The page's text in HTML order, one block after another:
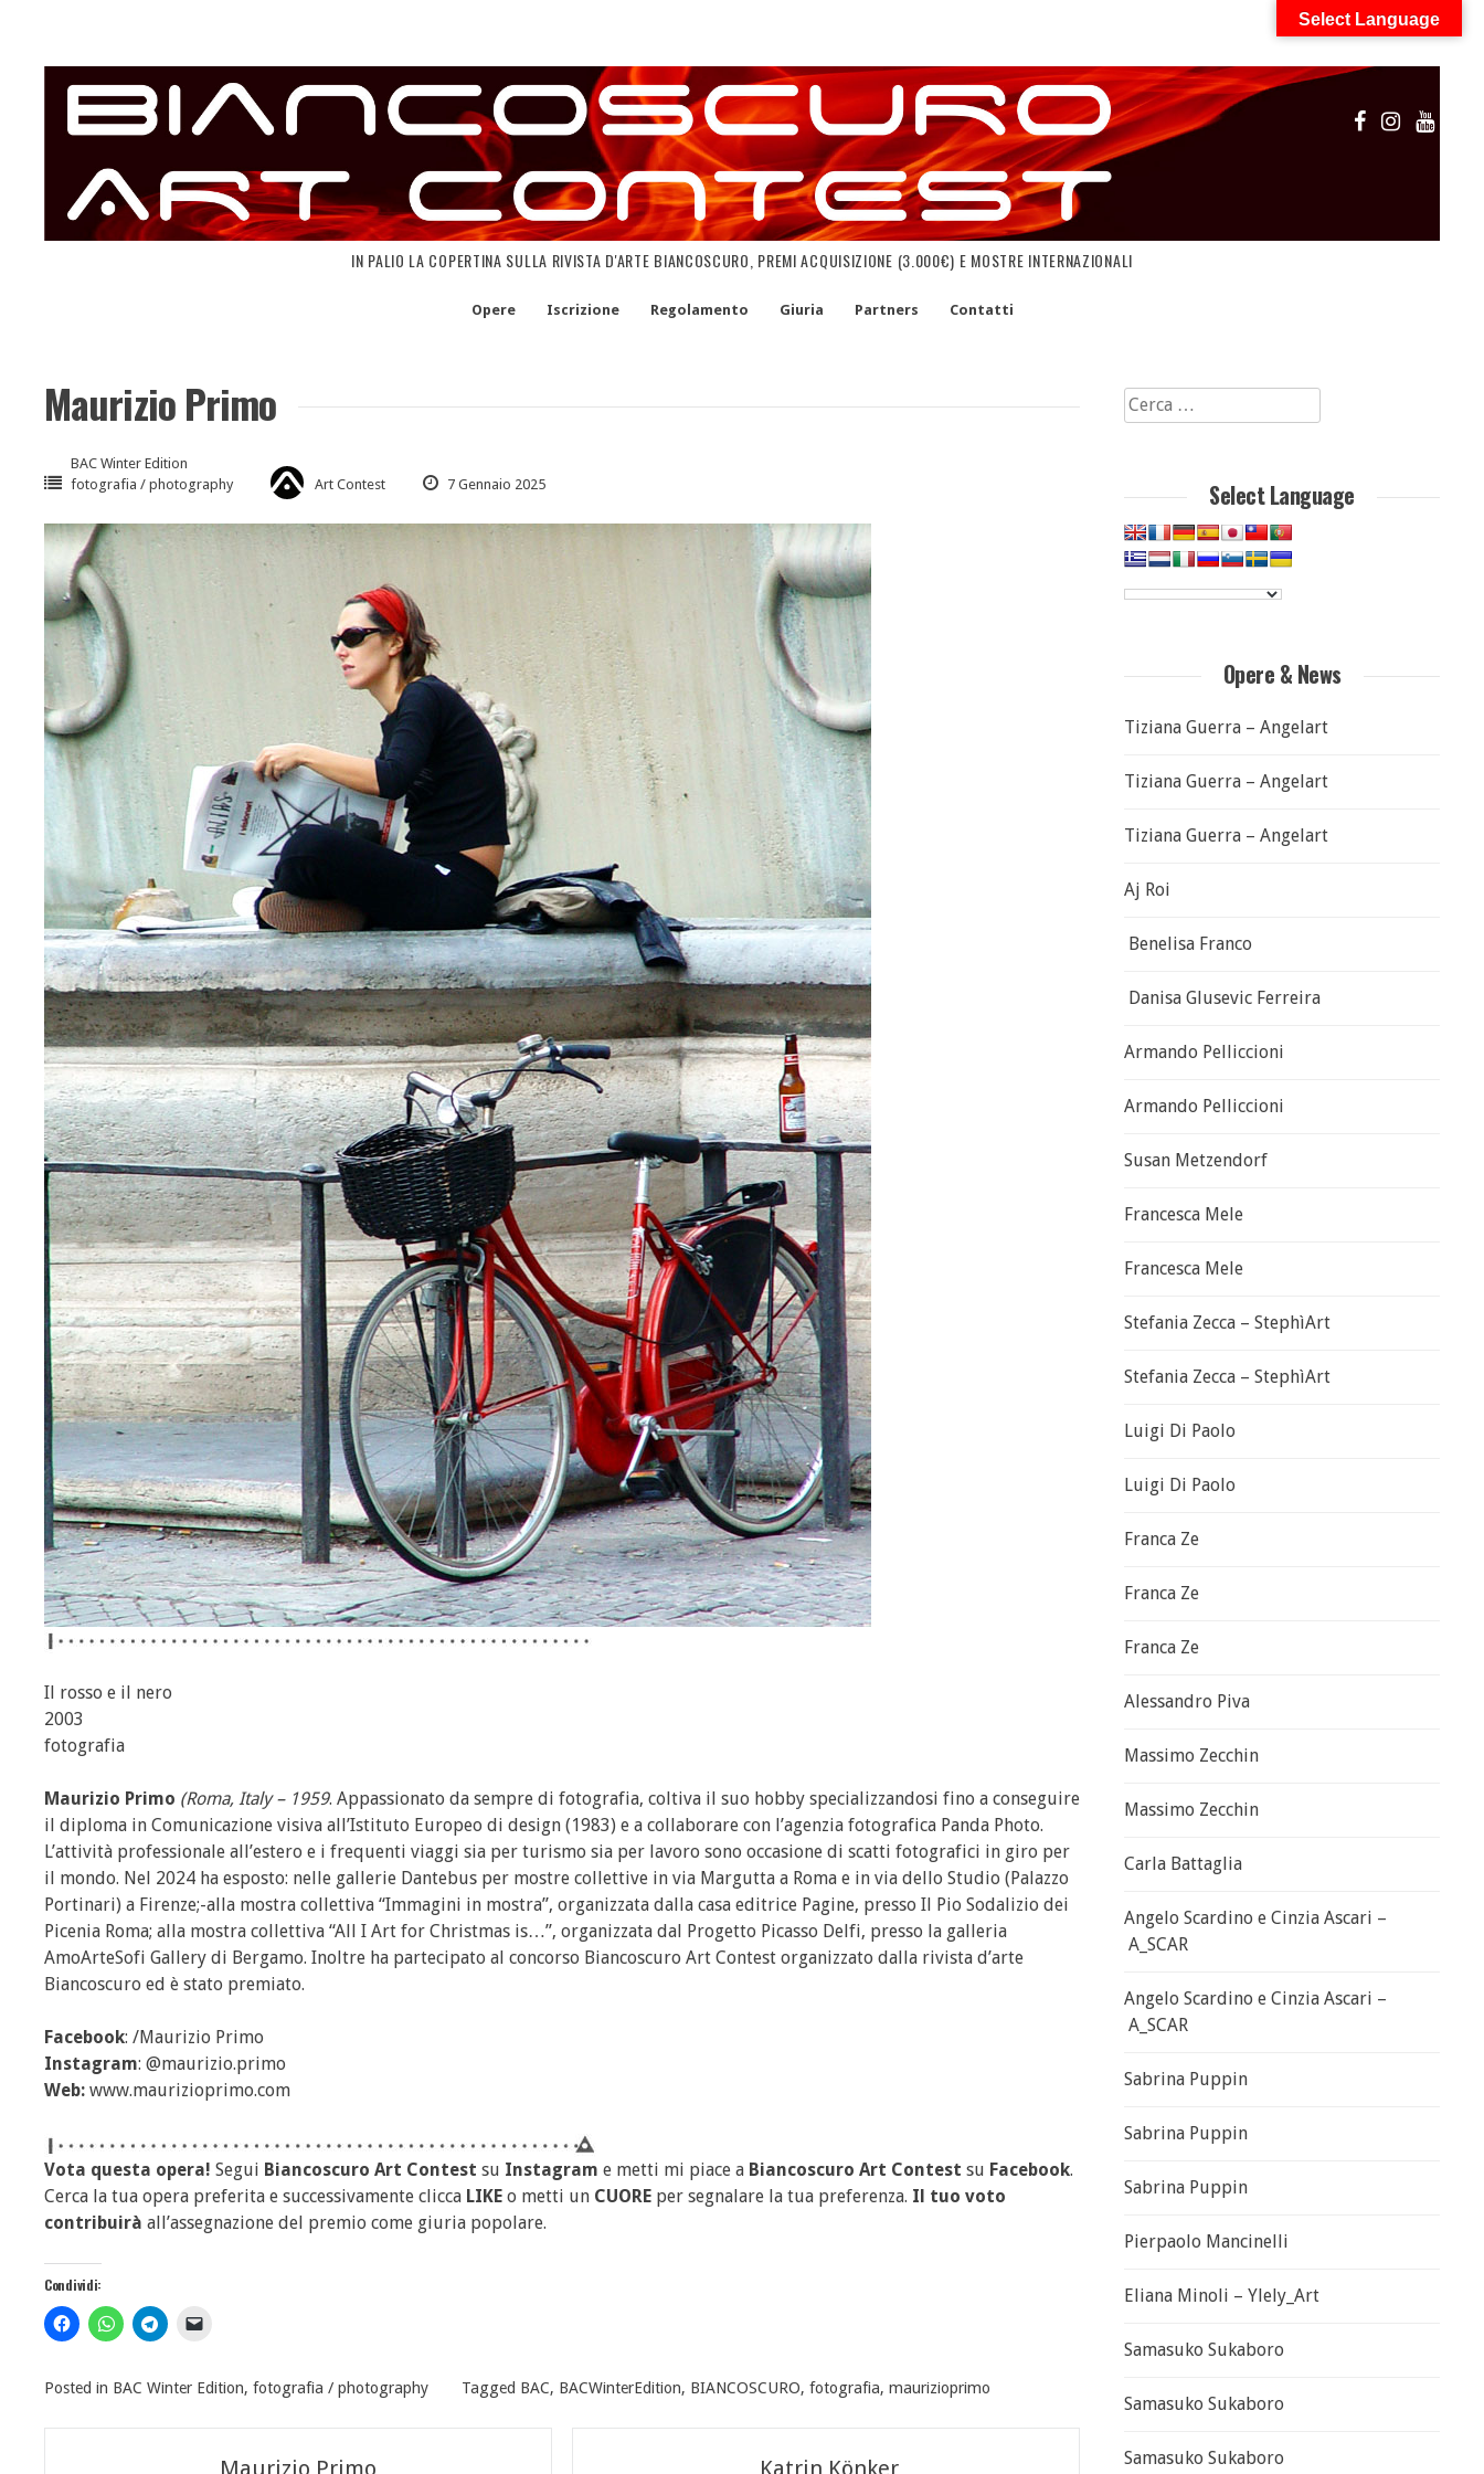
content
IN PALIO LA COPERTINA SULLA RIVISTA D'ARTE BIANCOSCURO, PREMI ACQUISIZIONE (3.000€) E MOSTRE INTERNAZIONALI
Opere Iscrizione Regolamento Giuria Partners Contatti
Maurizio Primo
BAC Winter Edition
fotografia / photography
Art Contest 7 Gennaio 2025
Il rosso e il nero
2003
fotografia
Maurizio Primo (Roma, Italy – 1959. Appassionato da sempre di fotografia, coltiva il suo hobby specializzandosi fino a conseguire
il diploma in Comunicazione visiva all’Istituto Europeo di design (1983) e a collaborare con l’agenzia fotografica Panda Photo.
L’attività professionale all’estero e i frequenti viaggi sia per turismo sia per lavoro sono occasione di scatti fotografici in giro per
il mondo. Nel 2024 ha esposto: nelle gallerie Dantebus per mostre collettive in via Margutta a Roma e in via dello Studio (Palazzo
Portinari) a Firenze;-alla mostra collettiva “Immagini in mostra”, organizzata dalla casa editrice Pagine, presso Il Pio Sodalizio dei
Picenia Roma; alla mostra collettiva “All I Art for Christmas is…”, organizzata dal Progetto Picasso Delfi, presso la galleria
AmoArteSofi Gallery di Bergamo. Inoltre ha partecipato al concorso Biancoscuro Art Contest organizzato dalla rivista d’arte
Biancoscuro ed è stato premiato.
Facebook: /Maurizio Primo
Instagram: @maurizio.primo
Web: www.maurizioprimo.com
Vota questa opera! Segui Biancoscuro Art Contest su Instagram e metti mi piace a Biancoscuro Art Contest su Facebook.
Cerca la tua opera preferita e successivamente clicca LIKE o metti un CUORE per segnalare la tua preferenza. Il tuo voto
contribuirà all’assegnazione del premio come giuria popolare.
Condividi:
Posted in BAC Winter Edition, fotografia / photography Tagged BAC, BACWinterEdition, BIANCOSCURO, fotografia, maurizioprimo
Maurizio Primo Katrin Könker
Ricerca
per:
Select Language
Opere & News
Tiziana Guerra – Angelart
Tiziana Guerra – Angelart
Tiziana Guerra – Angelart
Aj Roi
Benelisa Franco
Danisa Glusevic Ferreira
Armando Pelliccioni
Armando Pelliccioni
Susan Metzendorf
Francesca Mele
Francesca Mele
Stefania Zecca – StephìArt
Stefania Zecca – StephìArt
Luigi Di Paolo
Luigi Di Paolo
Franca Ze
Franca Ze
Franca Ze
Alessandro Piva
Massimo Zecchin
Massimo Zecchin
Carla Battaglia
Angelo Scardino e Cinzia Ascari –
A_SCAR
Angelo Scardino e Cinzia Ascari –
A_SCAR
Sabrina Puppin
Sabrina Puppin
Sabrina Puppin
Pierpaolo Mancinelli
Eliana Minoli – Ylely_Art
Samasuko Sukaboro
Samasuko Sukaboro
Samasuko Sukaboro
Select Language